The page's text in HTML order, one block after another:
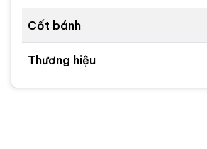
Cốt bánh
Thương hiệu